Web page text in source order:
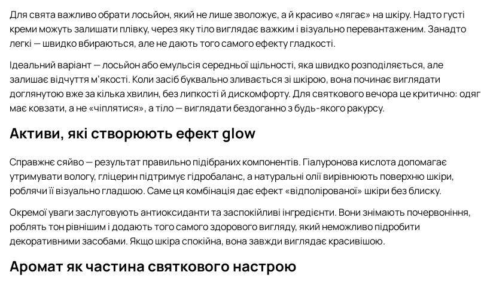
Для свята важливо обрати лосьйон, який не лише зволожує, а й красиво «лягає» на шкіру. Надто густі
креми можуть залишати плівку, через яку тіло виглядає важким і візуально перевантаженим. Занадто
легкі — швидко вбираються, але не дають того самого ефекту гладкості.
Ідеальний варіант — лосьйон або емульсія середньої щільності, яка швидко розподіляється, але
залишає відчуття м’якості. Коли засіб буквально зливається зі шкірою, вона починає виглядати
доглянутою вже за кілька хвилин, без липкості й дискомфорту. Для святкового вечора це критично: одяг
має ковзати, а не «чіплятися», а тіло — виглядати бездоганно з будь-якого ракурсу.
Активи, які створюють ефект glow
Справжнє сяйво — результат правильно підібраних компонентів. Гіалуронова кислота допомагає
утримувати вологу, гліцерин підтримує гідробаланс, а натуральні олії вирівнюють поверхню шкіри,
роблячи її візуально гладшою. Саме ця комбінація дає ефект «відполірованої» шкіри без блиску.
Окремої уваги заслуговують антиоксиданти та заспокійливі інгредієнти. Вони знімають почервоніння,
роблять тон рівнішим і додають того самого здорового вигляду, який неможливо підробити
декоративними засобами. Якщо шкіра спокійна, вона завжди виглядає красивішою.
Аромат як частина святкового настрою